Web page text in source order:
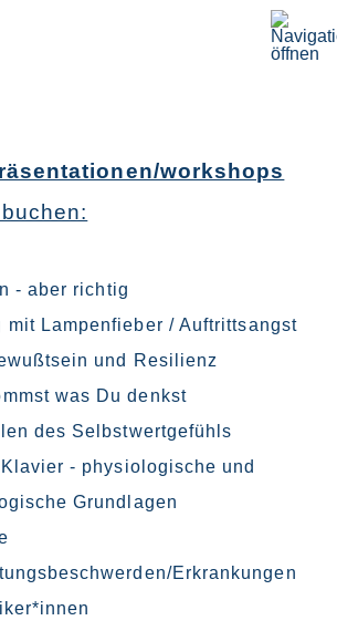
workshops
- aber richtig
mit Lampenfieber / Auftrittsangst
und Resilienz
was Du denkst
des Selbstwertgefühls
- physiologische und
Grundlagen
Erkrankungen